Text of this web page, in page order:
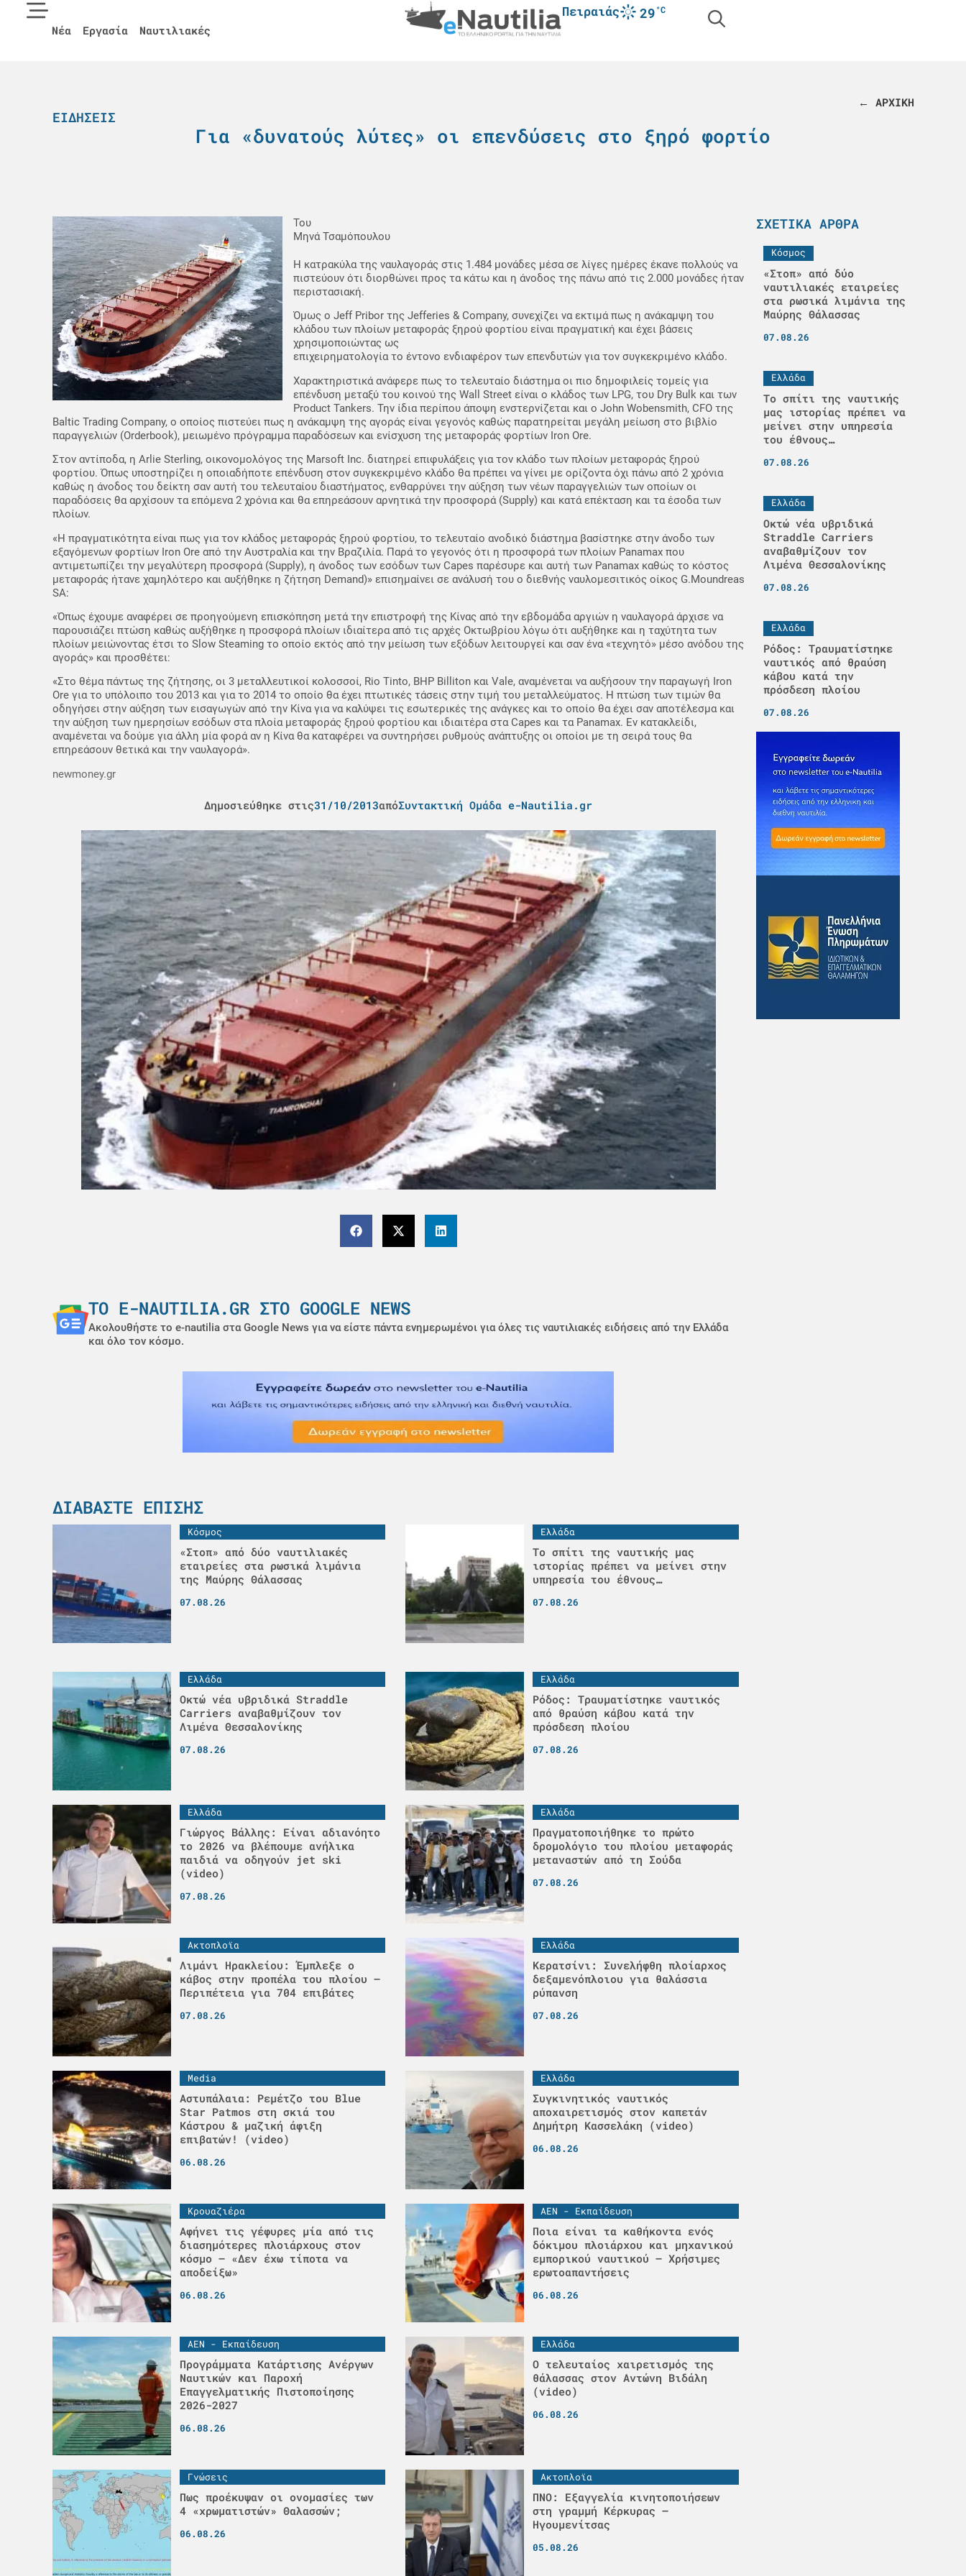
Νέα Εργασία Ναυτιλιακές
Πειραιάς 29°C
← ΑΡΧΙΚΗ
ΕΙΔΉΣΕΙΣ
Για «δυνατούς λύτες» οι επενδύσεις στο ξηρό φορτίο
Του
Μηνά Τσαμόπουλου
Η κατρακύλα της ναυλαγοράς στις 1.484 μονάδες μέσα σε λίγες ημέρες έκανε πολλούς να
πιστεύουν ότι διορθώνει προς τα κάτω και η άνοδος της πάνω από τις 2.000 μονάδες ήταν
περιστασιακή.
Όμως ο Jeff Pribor της Jefferies & Company, συνεχίζει να εκτιμά πως η ανάκαμψη του
κλάδου των πλοίων μεταφοράς ξηρού φορτίου είναι πραγματική και έχει βάσεις
χρησιμοποιώντας ως
επιχειρηματολογία το έντονο ενδιαφέρον των επενδυτών για τον συγκεκριμένο κλάδο.
Χαρακτηριστικά ανάφερε πως το τελευταίο διάστημα οι πιο δημοφιλείς τομείς για
επένδυση μεταξύ του κοινού της Wall Street είναι ο κλάδος των LPG, του Dry Bulk και των
Product Tankers. Την ίδια περίπου άποψη ενστερνίζεται και ο John Wobensmith, CFO της
Baltic Trading Company, ο οποίος πιστεύει πως η ανάκαμψη της αγοράς είναι γεγονός καθώς παρατηρείται μεγάλη μείωση στο βιβλίο
παραγγελιών (Orderbook), μειωμένο πρόγραμμα παραδόσεων και ενίσχυση της μεταφοράς φορτίων Iron Ore.
Στον αντίποδα, η Arlie Sterling, οικονομολόγος της Marsoft Inc. διατηρεί επιφυλάξεις για τον κλάδο των πλοίων μεταφοράς ξηρού
φορτίου. Όπως υποστηρίζει η οποιαδήποτε επένδυση στον συγκεκριμένο κλάδο θα πρέπει να γίνει με ορίζοντα όχι πάνω από 2 χρόνια
καθώς η άνοδος του δείκτη σαν αυτή του τελευταίου διαστήματος, ενθαρρύνει την αύξηση των νέων παραγγελιών των οποίων οι
παραδόσεις θα αρχίσουν τα επόμενα 2 χρόνια και θα επηρεάσουν αρνητικά την προσφορά (Supply) και κατά επέκταση και τα έσοδα των
πλοίων.
«Η πραγματικότητα είναι πως για τον κλάδος μεταφοράς ξηρού φορτίου, το τελευταίο ανοδικό διάστημα βασίστηκε στην άνοδο των
εξαγόμενων φορτίων Iron Ore από την Αυστραλία και την Βραζιλία. Παρά το γεγονός ότι η προσφορά των πλοίων Panamax που
αντιμετωπίζει την μεγαλύτερη προσφορά (Supply), η άνοδος των εσόδων των Capes παρέσυρε και αυτή των Panamax καθώς το κόστος
μεταφοράς ήτανε χαμηλότερο και αυξήθηκε η ζήτηση Demand)» επισημαίνει σε ανάλυσή του ο διεθνής ναυλομεσιτικός οίκος G.Moundreas
SA:
«Όπως έχουμε αναφέρει σε προηγούμενη επισκόπηση μετά την επιστροφή της Κίνας από την εβδομάδα αργιών η ναυλαγορά άρχισε να
παρουσιάζει πτώση καθώς αυξήθηκε η προσφορά πλοίων ιδιαίτερα από τις αρχές Οκτωβρίου λόγω ότι αυξήθηκε και η ταχύτητα των
πλοίων μειώνοντας έτσι το Slow Steaming το οποίο εκτός από την μείωση των εξόδων λειτουργεί και σαν ένα «τεχνητό» μέσο ανόδου της
αγοράς» και προσθέτει:
«Στο θέμα πάντως της ζήτησης, οι 3 μεταλλευτικοί κολοσσοί, Rio Tinto, BHP Billiton και Vale, αναμένεται να αυξήσουν την παραγωγή Iron
Ore για το υπόλοιπο του 2013 και για το 2014 το οποίο θα έχει πτωτικές τάσεις στην τιμή του μεταλλεύματος. Η πτώση των τιμών θα
οδηγήσει στην αύξηση των εισαγωγών από την Κίνα για να καλύψει τις εσωτερικές της ανάγκες και το οποίο θα έχει σαν αποτέλεσμα και
την αύξηση των ημερησίων εσόδων στα πλοία μεταφοράς ξηρού φορτίου και ιδιαιτέρα στα Capes και τα Panamax. Εν κατακλείδι,
αναμένεται να δούμε για άλλη μία φορά αν η Κίνα θα καταφέρει να συντηρήσει ρυθμούς ανάπτυξης οι οποίοι με τη σειρά τους θα
επηρεάσουν θετικά και την ναυλαγορά».
newmoney.gr
Δημοσιεύθηκε στις31/10/2013απόΣυντακτική Ομάδα e-Nautilia.gr
ΤΟ E-NAUTILIA.GR ΣΤΟ GOOGLE NEWS
Ακολουθήστε το e-nautilia στα Google News για να είστε πάντα ενημερωμένοι για όλες τις ναυτιλιακές ειδήσεις από την Ελλάδα
και όλο τον κόσμο.
ΔΙΑΒΆΣΤΕ ΕΠΊΣΗΣ
Κόσμος
«Στοπ» από δύο ναυτιλιακές
εταιρείες στα ρωσικά λιμάνια
της Μαύρης Θάλασσας
07.08.26
Ελλάδα
Το σπίτι της ναυτικής μας
ιστορίας πρέπει να μείνει στην
υπηρεσία του έθνους…
07.08.26
Ελλάδα
Οκτώ νέα υβριδικά Straddle
Carriers αναβαθμίζουν τον
Λιμένα Θεσσαλονίκης
07.08.26
Ελλάδα
Ρόδος: Τραυματίστηκε ναυτικός
από θραύση κάβου κατά την
πρόσδεση πλοίου
07.08.26
Ελλάδα
Γιώργος Βάλλης: Είναι αδιανόητο
το 2026 να βλέπουμε ανήλικα
παιδιά να οδηγούν jet ski
(video)
07.08.26
Ελλάδα
Πραγματοποιήθηκε το πρώτο
δρομολόγιο του πλοίου μεταφοράς
μεταναστών από τη Σούδα
07.08.26
Ακτοπλοϊα
Λιμάνι Ηρακλείου: Έμπλεξε ο
κάβος στην προπέλα του πλοίου –
Περιπέτεια για 704 επιβάτες
07.08.26
Ελλάδα
Κερατσίνι: Συνελήφθη πλοίαρχος
δεξαμενόπλοιου για θαλάσσια
ρύπανση
07.08.26
Media
Αστυπάλαια: Ρεμέτζο του Blue
Star Patmos στη σκιά του
Κάστρου & μαζική άφιξη
επιβατών! (video)
06.08.26
Ελλάδα
Συγκινητικός ναυτικός
αποχαιρετισμός στον καπετάν
Δημήτρη Κασσελάκη (video)
06.08.26
Κρουαζιέρα
Αφήνει τις γέφυρες μία από τις
διασημότερες πλοιάρχους στον
κόσμο – «Δεν έχω τίποτα να
αποδείξω»
06.08.26
ΑΕΝ - Εκπαίδευση
Ποια είναι τα καθήκοντα ενός
δόκιμου πλοιάρχου και μηχανικού
εμπορικού ναυτικού – Χρήσιμες
ερωτοαπαντήσεις
06.08.26
ΑΕΝ - Εκπαίδευση
Προγράμματα Κατάρτισης Ανέργων
Ναυτικών και Παροχή
Επαγγελματικής Πιστοποίησης
2026-2027
06.08.26
Ελλάδα
Ο τελευταίος χαιρετισμός της
θάλασσας στον Αντώνη Βιδάλη
(video)
06.08.26
Γνώσεις
Πως προέκυψαν οι ονομασίες των
4 «χρωματιστών» Θαλασσών;
06.08.26
Ακτοπλοϊα
ΠΝΟ: Εξαγγελία κινητοποιήσεων
στη γραμμή Κέρκυρας –
Ηγουμενίτσας
05.08.26
ΣΧΕΤΙΚΆ ΆΡΘΡΑ
Κόσμος
«Στοπ» από δύο
ναυτιλιακές εταιρείες
στα ρωσικά λιμάνια της
Μαύρης Θάλασσας
07.08.26
Ελλάδα
Το σπίτι της ναυτικής
μας ιστορίας πρέπει να
μείνει στην υπηρεσία
του έθνους…
07.08.26
Ελλάδα
Οκτώ νέα υβριδικά
Straddle Carriers
αναβαθμίζουν τον
Λιμένα Θεσσαλονίκης
07.08.26
Ελλάδα
Ρόδος: Τραυματίστηκε
ναυτικός από θραύση
κάβου κατά την
πρόσδεση πλοίου
07.08.26